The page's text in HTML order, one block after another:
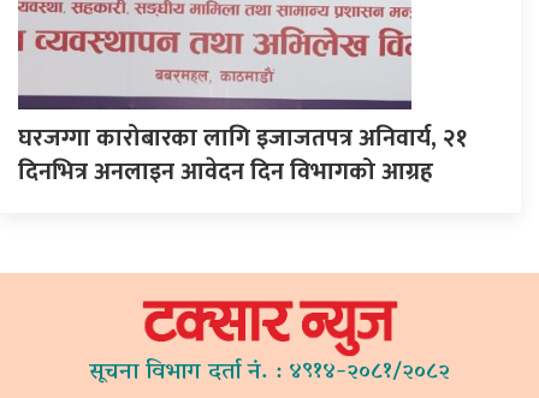
घरजग्गा कारोबारका लागि इजाजतपत्र अनिवार्य, २१
दिनभित्र अनलाइन आवेदन दिन विभागको आग्रह
सूचना विभाग दर्ता नं. : ४९१४-२०८१/२०८२